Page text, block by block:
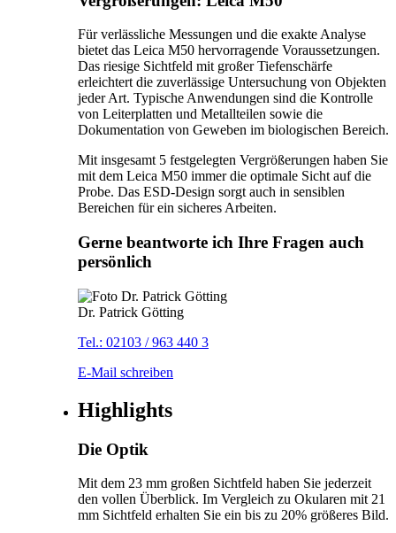
Für verlässliche Messungen und die exakte Analyse
bietet das Leica M50 hervorragende Voraussetzungen.
Das riesige Sichtfeld mit großer Tiefenschärfe
erleichtert die zuverlässige Untersuchung von Objekten
jeder Art. Typische Anwendungen sind die Kontrolle
von Leiterplatten und Metallteilen sowie die
Dokumentation von Geweben im biologischen Bereich.
Mit insgesamt 5 festgelegten Vergrößerungen haben Sie
mit dem Leica M50 immer die optimale Sicht auf die
Probe. Das ESD-Design sorgt auch in sensiblen
Bereichen für ein sicheres Arbeiten.
Gerne beantworte ich Ihre Fragen auch
persönlich
Dr. Patrick Götting
Tel.: 02103 / 963 440 3
E-Mail schreiben
Highlights
Die Optik
Mit dem 23 mm großen Sichtfeld haben Sie jederzeit
den vollen Überblick. Im Vergleich zu Okularen mit 21
mm Sichtfeld erhalten Sie ein bis zu 20% größeres Bild.